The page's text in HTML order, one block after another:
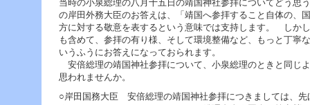
当時の小泉総理の八月十五日の靖国神社参拝についてどう思
の岸田外務大臣のお答えは、「靖国へ参拝すること自体の、
方に対する敬意を表するという意味では支持します。 しか
も含めて、参拝の有り様、そして環境整備など、もっと丁寧
いうふうにお答えになっておられます。
安倍総理の靖国神社参拝について、小泉総理のときと同じ
思われませんか。
○岸田国務大臣 安倍総理の靖国神社参拝につきましては、